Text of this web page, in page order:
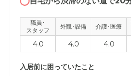
職員･
スタッフ
外観･設備 介護･医療
4.0 4.0 4.0
入居前に困っていたこと